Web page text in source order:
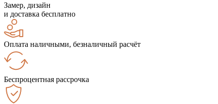
Замер, дизайн
и доставка бесплатно
Оплата наличными, безналичный расчёт
Беспроцентная рассрочка